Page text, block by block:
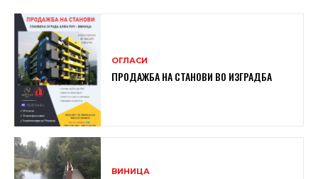
ОГЛАСИ
ПРОДАЖБА НА СТАНОВИ ВО ИЗГРАДБА
ВИНИЦА